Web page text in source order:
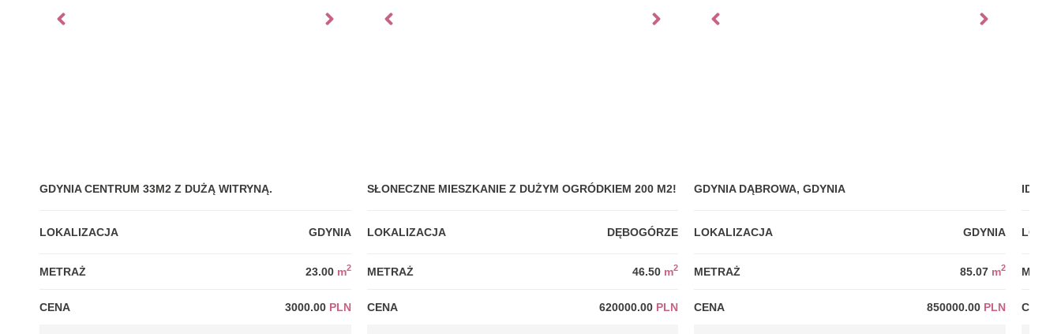
GDYNIA CENTRUM 33M2 Z DUŻĄ WITRYNĄ.
LOKALIZACJA GDYNIA
METRAŻ 23.00 m2
CENA 3000.00 PLN
SŁONECZNE MIESZKANIE Z DUŻYM OGRÓDKIEM 200 M2!
LOKALIZACJA DĘBOGÓRZE
METRAŻ 46.50 m2
CENA 620000.00 PLN
GDYNIA DĄBROWA, GDYNIA
LOKALIZACJA GDYNIA
METRAŻ 85.07 m2
CENA 850000.00 PLN CENA